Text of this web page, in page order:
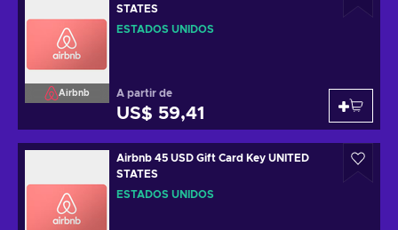
Airbnb
STATES
ESTADOS UNIDOS
A partir de
US$ 59,41
Airbnb 45 USD Gift Card Key UNITED
STATES
ESTADOS UNIDOS